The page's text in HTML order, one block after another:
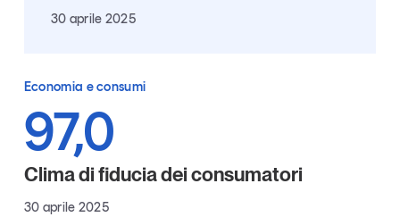
Interviste
Video
Eventi e formazione
Tutti gli appuntamenti
30 aprile 2025
Economia e consumi
97,0
Clima di fiducia dei consumatori
30 aprile 2025